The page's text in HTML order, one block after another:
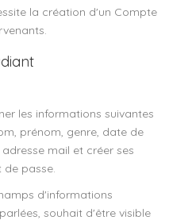
la création d'un Compte
les informations suivantes
prénom, genre, date de
mail et créer ses
de passe.
d'informations
souhait d'être visible